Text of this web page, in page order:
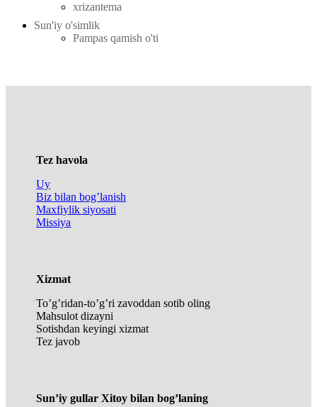
xrizantema
Sun'iy o'simlik
Pampas qamish o'ti
Tez havola
Uy
Biz bilan bog’lanish
Maxfiylik siyosati
Missiya
Xizmat
To’g’ridan-to’g’ri zavoddan sotib oling
Mahsulot dizayni
Sotishdan keyingi xizmat
Tez javob
Sun’iy gullar Xitoy bilan bog’laning